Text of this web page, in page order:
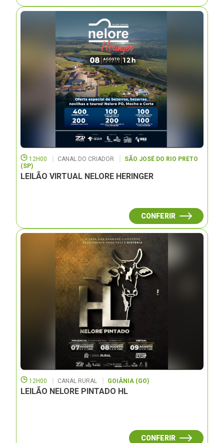
12H00 CANAL DO CRIADOR
SÃO JOSÉ DO RIO PRETO
(SP)
LEILÃO VIRTUAL NELORE HERINGER
CONFERIR
12H00 CANAL RURAL GOIÂNIA (GO)
LEILÃO NELORE PINTADO HL
CONFERIR